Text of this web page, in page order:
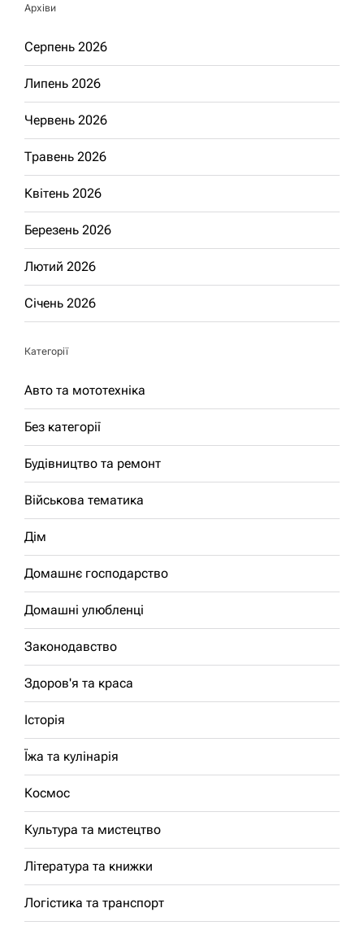
Архіви
Серпень 2026
Липень 2026
Червень 2026
Травень 2026
Квітень 2026
Березень 2026
Лютий 2026
Січень 2026
Категорії
Авто та мототехніка
Без категорії
Будівництво та ремонт
Військова тематика
Дім
Домашнє господарство
Домашні улюбленці
Законодавство
Здоров'я та краса
Історія
Їжа та кулінарія
Космос
Культура та мистецтво
Література та книжки
Логістика та транспорт